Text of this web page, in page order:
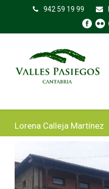
942 59 19 99
Lorena Calleja Martínez